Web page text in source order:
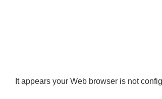
It appears your Web browser is not